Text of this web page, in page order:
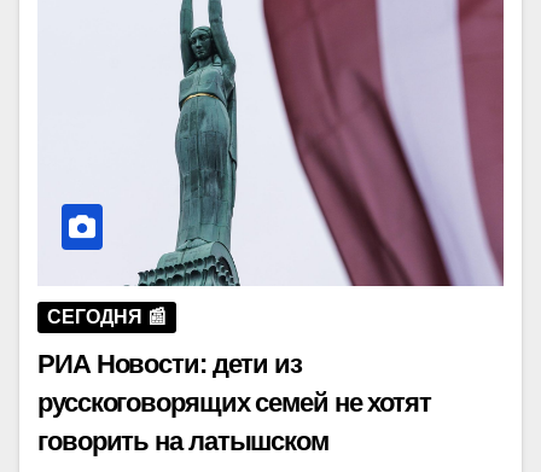
СЕГОДНЯ 📰
РИА Новости: дети из
русскоговорящих семей не хотят
говорить на латышском